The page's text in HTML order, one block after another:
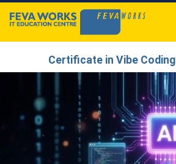
Certificate in Vibe Coding